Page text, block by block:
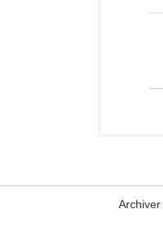
Archiver